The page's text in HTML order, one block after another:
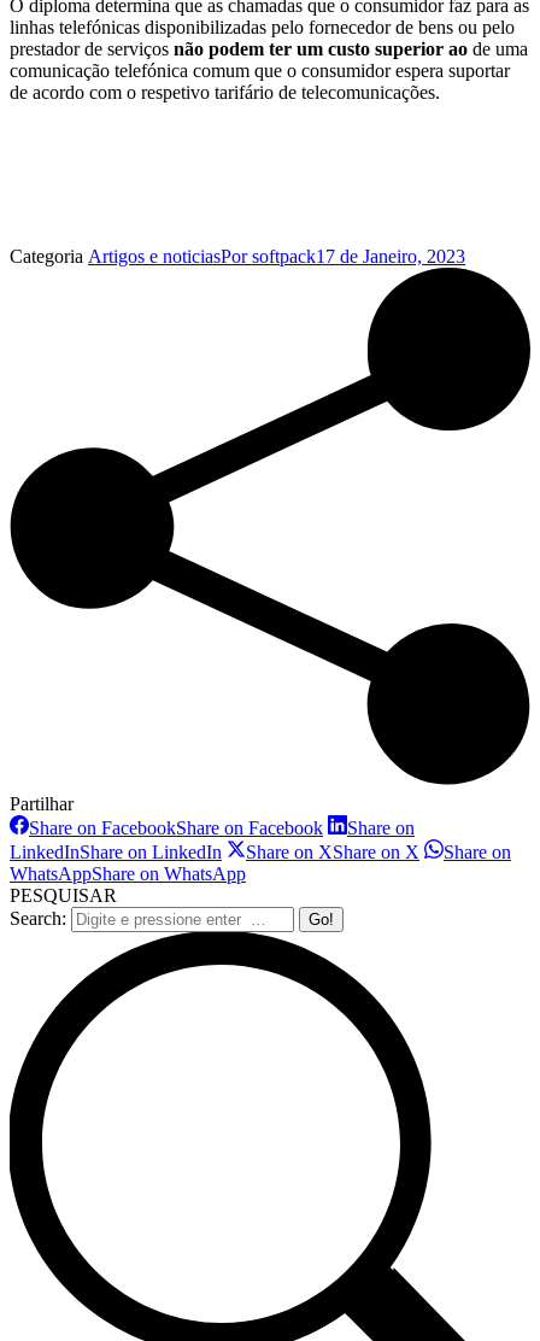
O diploma determina que as chamadas que o consumidor faz para as
linhas telefónicas disponibilizadas pelo fornecedor de bens ou pelo
prestador de serviços não podem ter um custo superior ao de uma
comunicação telefónica comum que o consumidor espera suportar
de acordo com o respetivo tarifário de telecomunicações.
Categoria Artigos e noticiasPorsoftpack17 de Janeiro, 2023
Partilhar
Share on FacebookShare on Facebook
Share on
LinkedInShare on LinkedIn Share on XShare on X
Share on
WhatsAppShare on WhatsApp
PESQUISAR
Search: